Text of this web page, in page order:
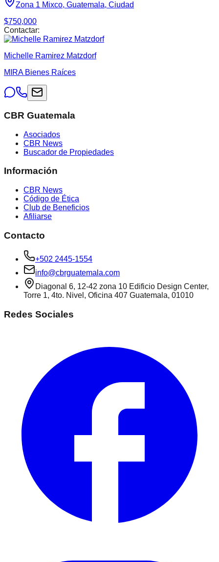
Zona 1 Mixco, Guatemala, Ciudad
$750,000
Contactar:
Michelle Ramirez Matzdorf
MIRA Bienes Raíces
CBR Guatemala
Asociados
CBR News
Buscador de Propiedades
Información
CBR News
Código de Ética
Club de Beneficios
Afiliarse
Contacto
+502 2445-1554
info@cbrguatemala.com
Diagonal 6, 12-42 zona 10 Edificio Design Center,
Torre 1, 4to. Nivel, Oficina 407 Guatemala, 01010
Redes Sociales